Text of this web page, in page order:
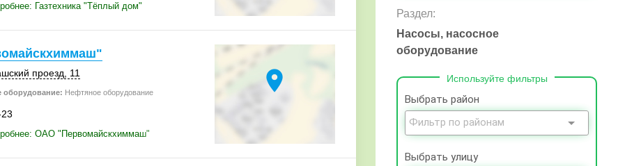
Газтехника "Тёплый дом"
проезд, 11
оборудование: Нефтяное оборудование
ОАО "Первомайскхиммаш"
location_on
Раздел:
Насосы, насосное
оборудование
Используйте фильтры
Выбрать район
Выбрать улицу